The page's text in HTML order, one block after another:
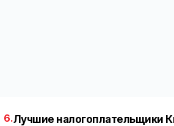
6.Лучшие налогоплательщики